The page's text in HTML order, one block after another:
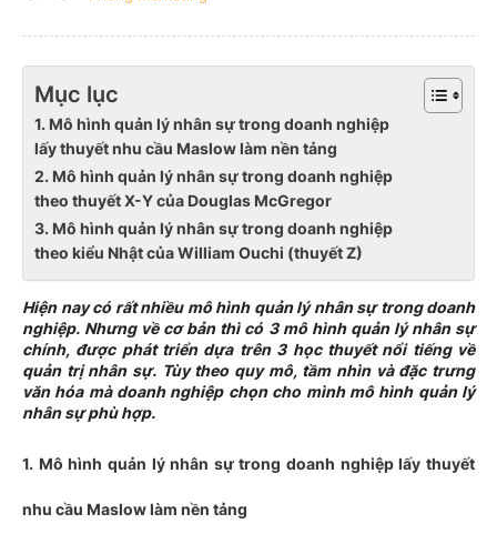
Mục lục
1. Mô hình quản lý nhân sự trong doanh nghiệp
lấy thuyết nhu cầu Maslow làm nền tảng
2. Mô hình quản lý nhân sự trong doanh nghiệp
theo thuyết X-Y của Douglas McGregor
3. Mô hình quản lý nhân sự trong doanh nghiệp
theo kiểu Nhật của William Ouchi (thuyết Z)
Hiện nay có rất nhiều mô hình quản lý nhân sự trong doanh
nghiệp. Nhưng về cơ bản thì có 3 mô hình quản lý nhân sự
chính, được phát triển dựa trên 3 học thuyết nổi tiếng về
quản trị nhân sự. Tùy theo quy mô, tầm nhìn và đặc trưng
văn hóa mà doanh nghiệp chọn cho mình mô hình quản lý
nhân sự phù hợp.
1. Mô hình quản lý nhân sự trong doanh nghiệp lấy thuyết
nhu cầu Maslow làm nền tảng